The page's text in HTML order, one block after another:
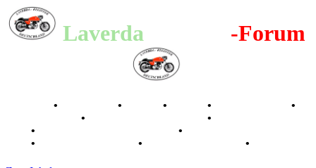
Laverda -Forum
• • • •
•
• •
• •
• • •